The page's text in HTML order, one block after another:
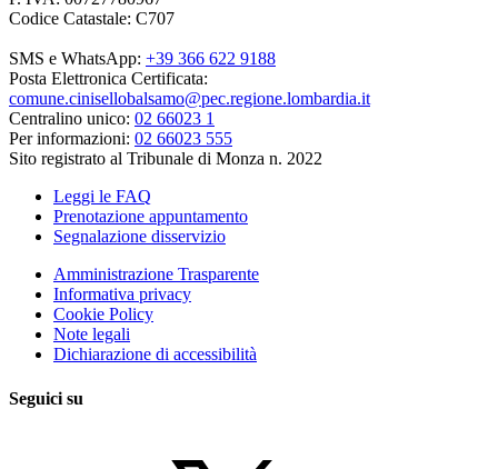
Codice Catastale: C707
SMS e WhatsApp: +39 366 622 9188
Posta Elettronica Certificata:
comune.cinisellobalsamo@pec.regione.lombardia.it
Centralino unico: 02 66023 1
Per informazioni: 02 66023 555
Sito registrato al Tribunale di Monza n. 2022
Leggi le FAQ
Prenotazione appuntamento
Segnalazione disservizio
Amministrazione Trasparente
Informativa privacy
Cookie Policy
Note legali
Dichiarazione di accessibilità
Seguici su